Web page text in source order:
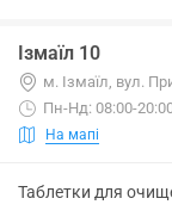
Ізмаїл 10
м. Ізмаїл, вул.
Пн-Нд: 08:00-
На мапі
Таблетки для